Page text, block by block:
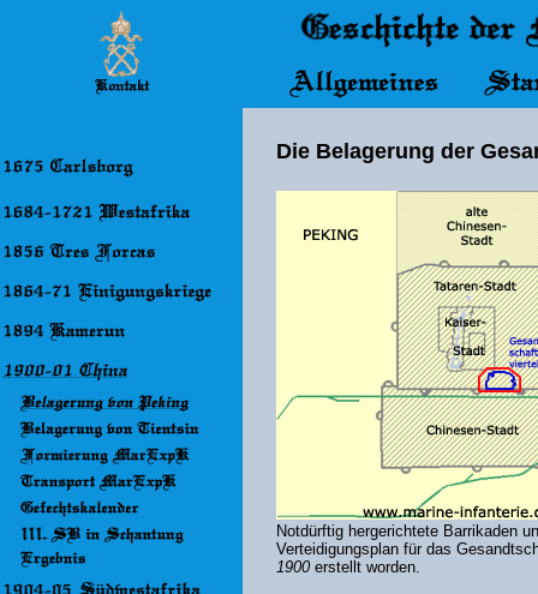
Die Belagerung der
Notdürftig hergerichtete Barrikaden
Verteidigungsplan für das
1900 erstellt worden.